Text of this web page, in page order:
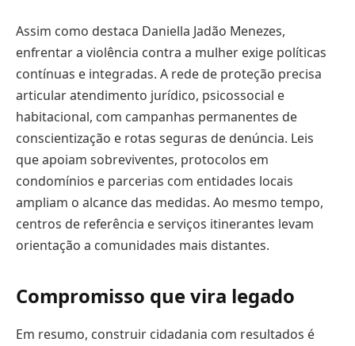
Assim como destaca Daniella Jadão Menezes,
enfrentar a violência contra a mulher exige políticas
contínuas e integradas. A rede de proteção precisa
articular atendimento jurídico, psicossocial e
habitacional, com campanhas permanentes de
conscientização e rotas seguras de denúncia. Leis
que apoiam sobreviventes, protocolos em
condomínios e parcerias com entidades locais
ampliam o alcance das medidas. Ao mesmo tempo,
centros de referência e serviços itinerantes levam
orientação a comunidades mais distantes.
Compromisso que vira legado
Em resumo, construir cidadania com resultados é